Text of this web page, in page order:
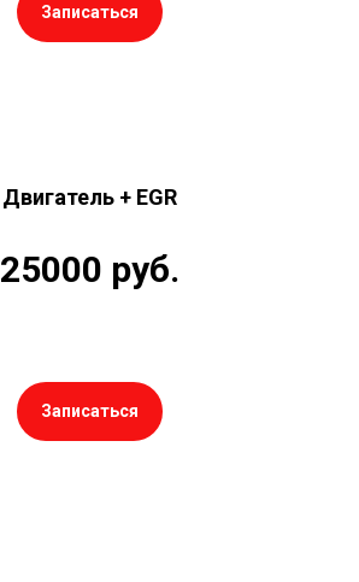
Записаться
Двигатель + EGR
25000 руб.
Записаться